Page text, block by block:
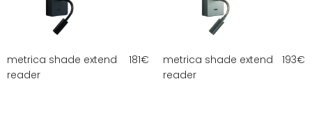
metrica shade extend
reader
181€
metrica shade extend
reader
193€